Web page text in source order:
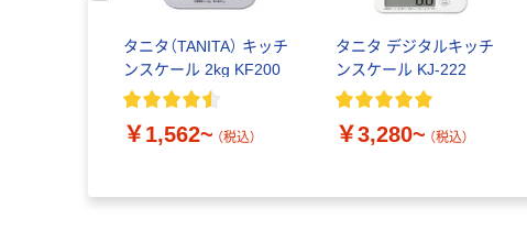
タニタ（TANITA） キッチ
ンスケール 2kg KF200
￥1,562~ （税込）
タニタ デジタルキッチ
ンスケール KJ-222
￥3,280~ （税込）